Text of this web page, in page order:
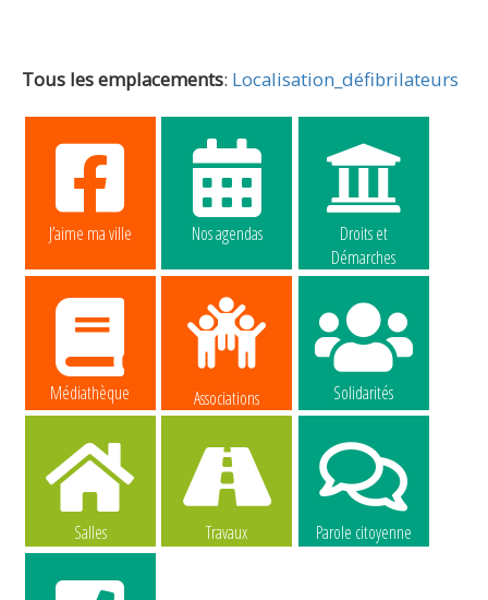
Tous les emplacements: Localisation_défibrilateurs
J’aime ma ville Nos agendas
Droits et
Démarches
Médiathèque Associations Solidarités
Salles Travaux Parole citoyenne